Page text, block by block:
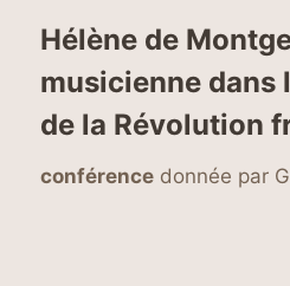
Hélène de
musicienne dans
de la Révolution
conférence donnée par